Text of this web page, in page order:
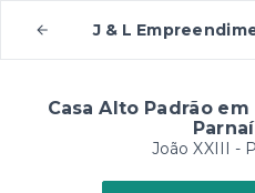
J & L
Casa Alto Padrão
João XXIII -